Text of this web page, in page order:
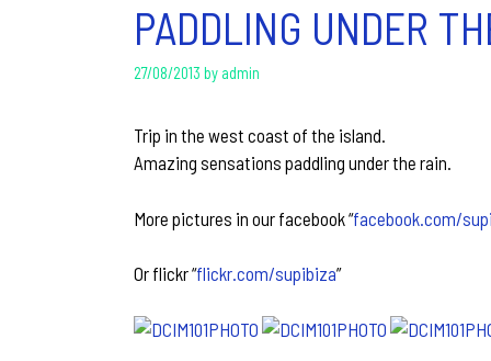
PADDLING UNDER
27/08/2013 by admin
Trip in the west coast of the island.
Amazing sensations paddling under the rain.
More pictures in our facebook “facebook.com/
Or flickr “flickr.com/supibiza”